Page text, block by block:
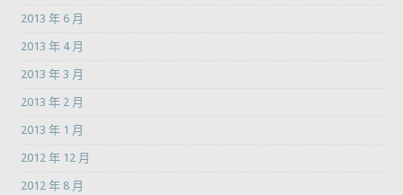
2013 年 6 月
2013 年 4 月
2013 年 3 月
2013 年 2 月
2013 年 1 月
2012 年 12 月
2012 年 8 月